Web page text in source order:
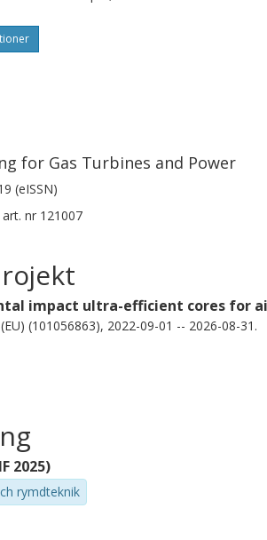
for Gas Turbines and Power
(eISSN)
art. nr 121007
impact ultra-efficient cores for
(101056863), 2022-09-01 -- 2026-08-31.
2025)
rymdteknik